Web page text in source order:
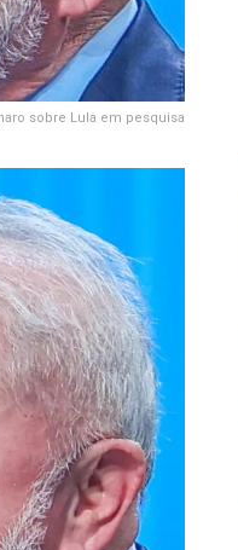
sobre Lula em pesquisa